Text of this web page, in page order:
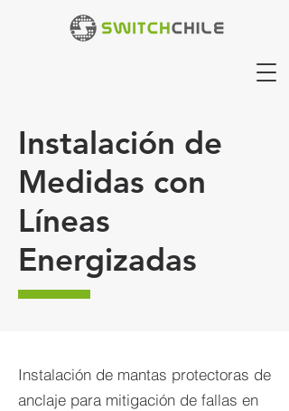
Instalación de
Medidas con
Líneas
Energizadas
Instalación de mantas protectoras de
anclaje para mitigación de fallas en